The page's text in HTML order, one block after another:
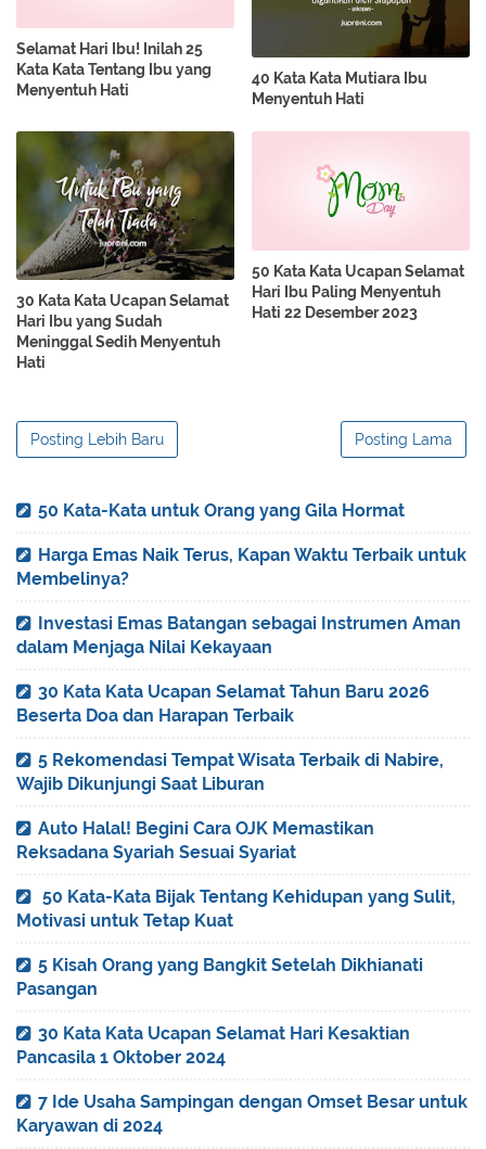
Selamat Hari Ibu! Inilah 25
Kata Kata Tentang Ibu yang
Menyentuh Hati
40 Kata Kata Mutiara Ibu
Menyentuh Hati
30 Kata Kata Ucapan Selamat
Hari Ibu yang Sudah
Meninggal Sedih Menyentuh
Hati
50 Kata Kata Ucapan Selamat
Hari Ibu Paling Menyentuh
Hati 22 Desember 2023
Posting Lebih Baru Posting Lama
50 Kata-Kata untuk Orang yang Gila Hormat
Harga Emas Naik Terus, Kapan Waktu Terbaik untuk
Membelinya?
Investasi Emas Batangan sebagai Instrumen Aman
dalam Menjaga Nilai Kekayaan
30 Kata Kata Ucapan Selamat Tahun Baru 2026
Beserta Doa dan Harapan Terbaik
5 Rekomendasi Tempat Wisata Terbaik di Nabire,
Wajib Dikunjungi Saat Liburan
Auto Halal! Begini Cara OJK Memastikan
Reksadana Syariah Sesuai Syariat
50 Kata-Kata Bijak Tentang Kehidupan yang Sulit,
Motivasi untuk Tetap Kuat
5 Kisah Orang yang Bangkit Setelah Dikhianati
Pasangan
30 Kata Kata Ucapan Selamat Hari Kesaktian
Pancasila 1 Oktober 2024
7 Ide Usaha Sampingan dengan Omset Besar untuk
Karyawan di 2024